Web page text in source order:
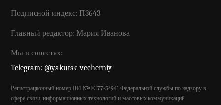
Подписной индекс: П3643
Главный редактор: Мария Иванова
Мы в соцсетях:
Telegram: @yakutsk_vecherniy
Регистрационный номер ПИ №ФС77-54941 Федеральной службы по надзору в
сфере связи, информационных технологий и массовых коммуникаций